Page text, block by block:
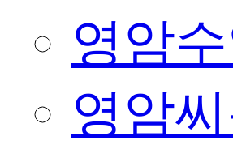
영암
영암